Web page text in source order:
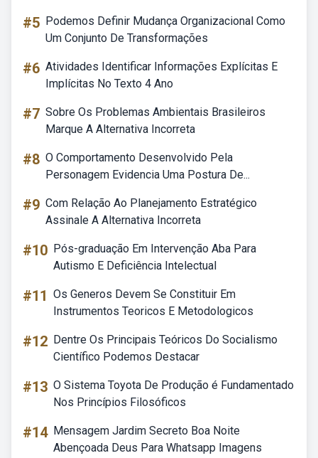
#5 Podemos Definir Mudança Organizacional Como
Um Conjunto De Transformações
#6 Atividades Identificar Informações Explícitas E
Implícitas No Texto 4 Ano
#7 Sobre Os Problemas Ambientais Brasileiros
Marque A Alternativa Incorreta
#8 O Comportamento Desenvolvido Pela
Personagem Evidencia Uma Postura De...
#9 Com Relação Ao Planejamento Estratégico
Assinale A Alternativa Incorreta
#10 Pós-graduação Em Intervenção Aba Para
Autismo E Deficiência Intelectual
#11 Os Generos Devem Se Constituir Em
Instrumentos Teoricos E Metodologicos
#12 Dentre Os Principais Teóricos Do Socialismo
Científico Podemos Destacar
#13 O Sistema Toyota De Produção é Fundamentado
Nos Princípios Filosóficos
#14 Mensagem Jardim Secreto Boa Noite
Abençoada Deus Para Whatsapp Imagens